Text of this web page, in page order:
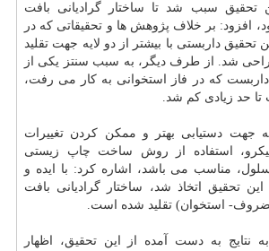
تحقیق سبب شد تا ساختار گرادیانی بافت
افزود: بر خلاف پژوهش ها و تحقیقاتی كه در
داربستی با بیشتر از دو لایه جهت تقلید
شد. از طرف دیگر، به سبب سنتز یكی از
داربست كه در فاز استخوانی به كار می رفت،
حد زیادی كم شد.
جهت دستیابی بهتر و ممكن كردن تغییرات
میكرو، استفاده از روش ساخت چاپ زیستی
مناسب می باشد، اشاره كرد: با ایده و
تحقیق اتخاذ شد، ساختار گرادیانی بافت
غضروف- استخوان) تقلید شده است.
به نتایج به دست آمده از این تحقیق، اظهار